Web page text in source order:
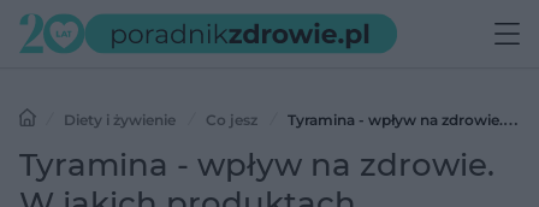
Diety i żywienie Co jesz
Tyramina - wpływ na zdrowie. W
jakich produktach występuje?
Tyramina - wpływ na zdrowie.